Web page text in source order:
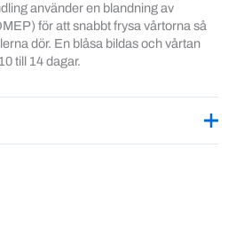
använder en blandning av
för att snabbt frysa vårtorna så
dör. En blåsa bildas och vårtan
till 14 dagar.